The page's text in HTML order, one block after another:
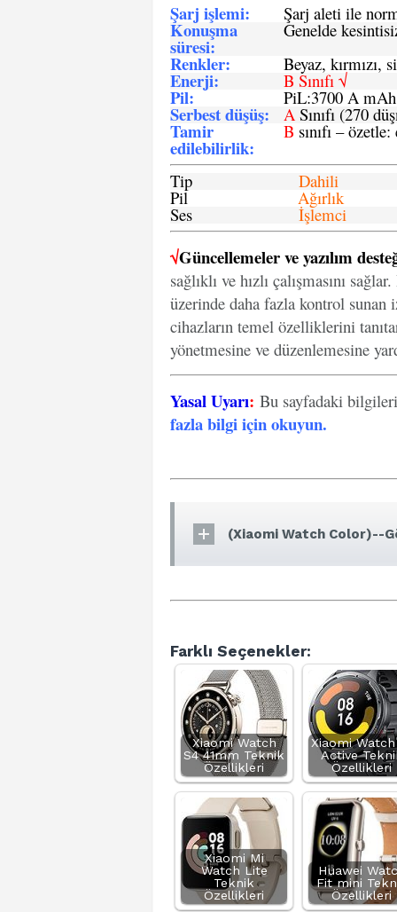
Şarj işlemi: Şarj aleti ile
Konuşma
süresi:
Genelde
Renkler: Beyaz, kırmızı,
Enerji: B Sınıfı √
Pil: PiL:3700 A mAh
Serbest düşüş: ASınıfı (270
Tamir
edilebilirlik:
B sınıfı –
Tip Dahili
Pil Ağırlık
Ses İşlemci
√Güncellemeler ve yazılım
sağlıklı ve hızlı çalışmasını
üzerinde daha fazla kontrol
cihazların temel özelliklerini
yönetmesine ve düzenlemesine
Yasal Uyarı: Bu sayfadaki
fazla bilgi için okuyun.
(Xiaomi Watch Color)--
Farklı Seçenekler:
Xiaomi Watch
S4 41mm Teknik
Özellikleri
Xiaomi Watch
Active
Özellikleri
Xiaomi Mi
Watch Lite
Teknik
Özellikleri
Huawei
Fit mini
Özellikleri